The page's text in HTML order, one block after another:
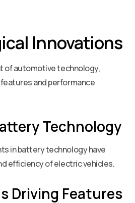
Innovations
of automotive technology,
and performance
Technology
in battery technology have
efficiency of electric vehicles.
Driving Features